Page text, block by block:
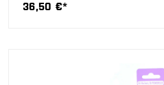
36,50 €*